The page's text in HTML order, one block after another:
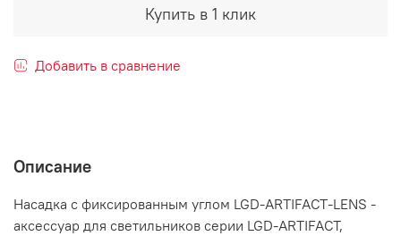
Купить в 1 клик
Добавить в сравнение
Описание
Насадка с фиксированным углом LGD-ARTIFACT-LENS -
аксессуар для светильников серии LGD-ARTIFACT,